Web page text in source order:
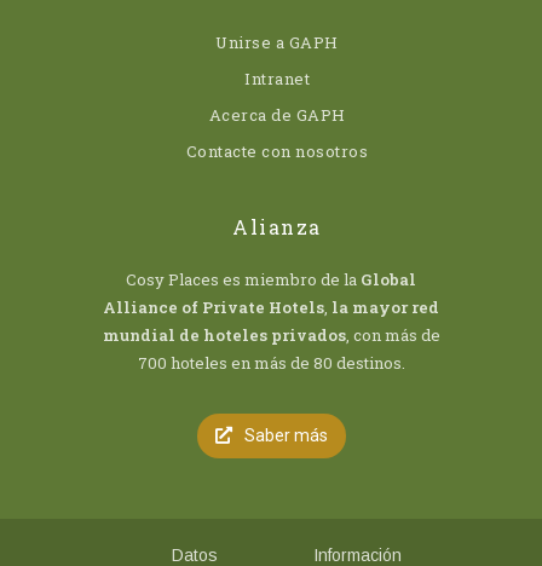
Unirse a GAPH
Intranet
Acerca de GAPH
Contacte con nosotros
Alianza
Cosy Places es miembro de la Global
Alliance of Private Hotels, la mayor red
mundial de hoteles privados, con más de
700 hoteles en más de 80 destinos.
Saber más
Datos Información